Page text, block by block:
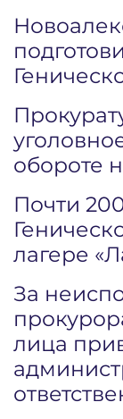
обороте
Почти
лагере
За
лица